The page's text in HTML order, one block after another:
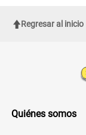
Regresar al inicio
Quiénes somos